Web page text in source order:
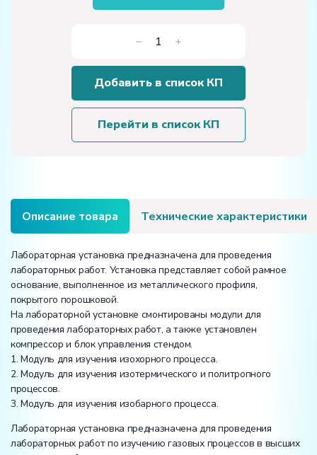
Количество
товара
Лабораторная
установка
«Изучение
газовых
Добавить в список КП
Перейти в список КП
Описание товара Технические характеристики
Лабораторная установка предназначена для проведения
лабораторных работ. Установка представляет собой рамное
основание, выполненное из металлического профиля,
покрытого порошковой.
На лабораторной установке смонтированы модули для
проведения лабораторных работ, а также установлен
компрессор и блок управления стендом.
1. Модуль для изучения изохорного процесса.
2. Модуль для изучения изотермического и политропного
процессов.
3. Модуль для изучения изобарного процесса.
Лабораторная установка предназначена для проведения
лабораторных работ по изучению газовых процессов в высших